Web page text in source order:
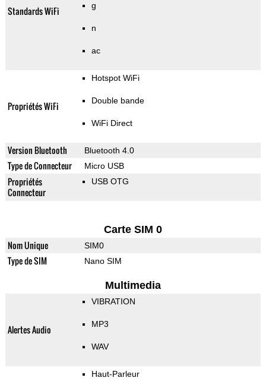
Standards WiFi g
n
ac
Propriétés WiFi
Hotspot WiFi
Double bande
WiFi Direct
Version Bluetooth Bluetooth 4.0
Type de Connecteur Micro USB
Propriétés
Connecteur
USB OTG
Carte SIM 0
Nom Unique SIM0
Type de SIM Nano SIM
Multimedia
Alertes Audio
VIBRATION
MP3
WAV
Haut-Parleur